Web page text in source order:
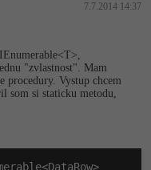
7.7.2014 14:37
"zvlastnost". Mam
procedury. Vystup chcem
som si staticku metodu,